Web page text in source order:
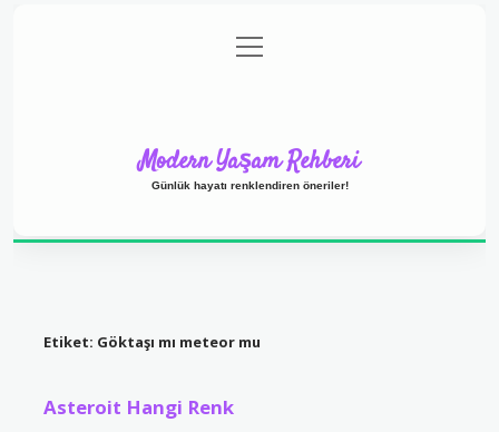
Gizlilik Politikası
menüyü
aç
Modern Yaşam Rehberi
Günlük hayatı renklendiren öneriler!
Etiket: Göktaşı mı meteor mu
Asteroit Hangi Renk